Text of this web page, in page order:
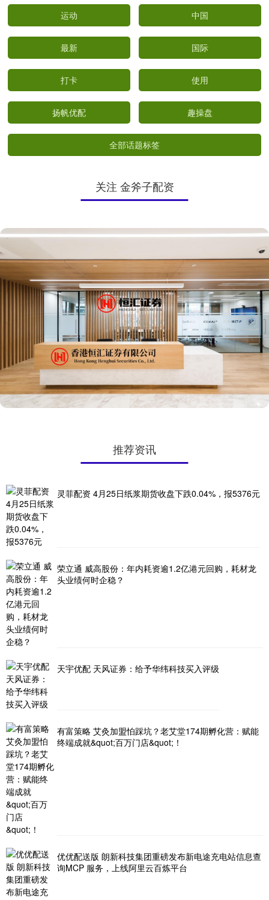
运动 中国
最新 国际
打卡 使用
扬帆优配 趣操盘
全部话题标签
关注 金斧子配资
推荐资讯
灵菲配资 4月25日纸浆期货收盘下跌0.04%，报5376元
荣立通 威高股份：年内耗资逾1.2亿港元回购，耗材龙
头业绩何时企稳？
天宇优配 天风证券：给予华纬科技买入评级
有富策略 艾灸加盟怕踩坑？老艾堂174期孵化营：赋能
终端成就&quot;百万门店&quot;！
优优配送版 朗新科技集团重磅发布新电途充电站信息查
询MCP 服务，上线阿里云百炼平台